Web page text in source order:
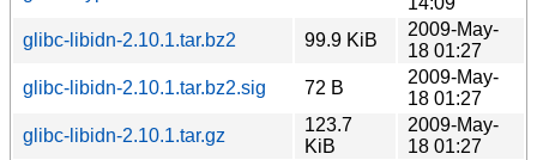
glibc-libidn-2.10.1.tar.bz2
99.9 KiB
2009-May-
18 01:27
glibc-libidn-2.10.1.tar.bz2.sig
72 B
2009-May-
18 01:27
glibc-libidn-2.10.1.tar.gz
123.7
KiB
2009-May-
18 01:27